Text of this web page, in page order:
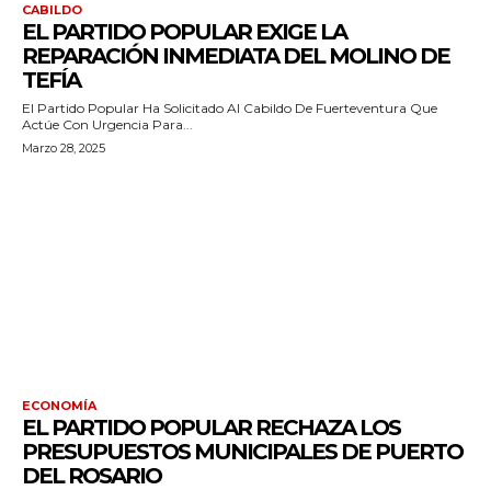
CABILDO
EL PARTIDO POPULAR EXIGE LA
REPARACIÓN INMEDIATA DEL MOLINO DE
TEFÍA
El Partido Popular Ha Solicitado Al Cabildo De Fuerteventura Que
Actúe Con Urgencia Para...
Marzo 28, 2025
ECONOMÍA
EL PARTIDO POPULAR RECHAZA LOS
PRESUPUESTOS MUNICIPALES DE PUERTO
DEL ROSARIO